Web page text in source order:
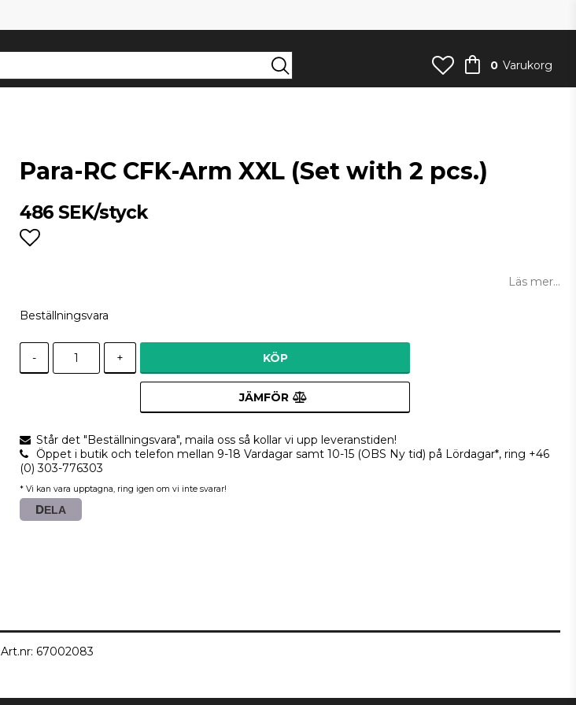
0 Varukorg
Para-RC CFK-Arm XXL (Set with 2 pcs.)
486 SEK/styck
Läs mer...
Beställningsvara
- + KÖP
JÄMFÖR
Står det "Beställningsvara", maila oss så kollar vi upp leveranstiden!
Öppet i butik och telefon mellan 9-18 Vardagar samt 10-15 (OBS Ny tid) på Lördagar*, ring +46
(0) 303-776303
* Vi kan vara upptagna, ring igen om vi inte svarar!
DELA
Art.nr: 67002083